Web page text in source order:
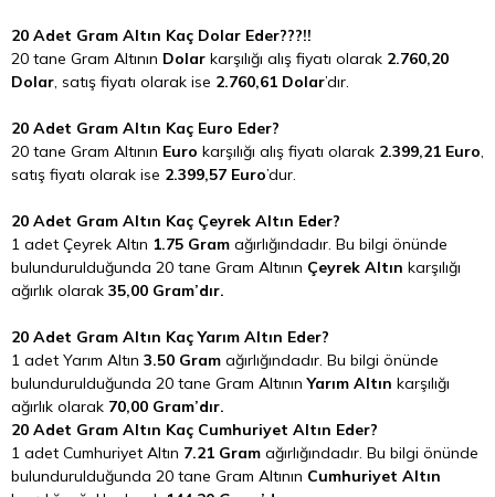
20 Adet Gram Altın Kaç Dolar Eder???!!
20 tane Gram Altının Dolar karşılığı alış fiyatı olarak 2.760,20
Dolar, satış fiyatı olarak ise 2.760,61 Dolar’dır.
20 Adet Gram Altın Kaç Euro Eder?
20 tane Gram Altının Euro karşılığı alış fiyatı olarak 2.399,21 Euro,
satış fiyatı olarak ise 2.399,57 Euro’dur.
20 Adet Gram Altın Kaç Çeyrek Altın Eder?
1 adet Çeyrek Altın 1.75 Gram ağırlığındadır. Bu bilgi önünde
bulundurulduğunda 20 tane Gram Altının Çeyrek Altın karşılığı
ağırlık olarak 35,00 Gram’dır.
20 Adet Gram Altın Kaç Yarım Altın Eder?
1 adet Yarım Altın 3.50 Gram ağırlığındadır. Bu bilgi önünde
bulundurulduğunda 20 tane Gram AltınınYarım Altın karşılığı
ağırlık olarak 70,00 Gram’dır.
20 Adet Gram Altın Kaç Cumhuriyet Altın Eder?
1 adet Cumhuriyet Altın 7.21 Gram ağırlığındadır. Bu bilgi önünde
bulundurulduğunda 20 tane Gram Altının Cumhuriyet Altın